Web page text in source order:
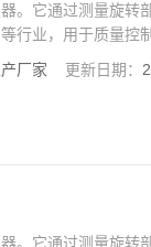
。它通过测量旋转
行业，用于质量控
产厂家 更新日期：
。它通过测量旋转